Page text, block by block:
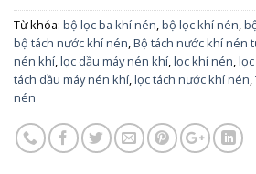
Từ khóa: bộ lọc ba khí nén,bộ lọc khí nén,
bộ tách nước khí nén,Bộ tách nước khí nén
nén khí,lọc dầu máy nén khí,lọc khí nén,
tách dầu máy nén khí,lọc tách nước khí nén,
nén